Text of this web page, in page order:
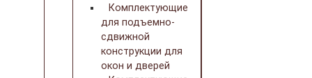
Комплектующие
для подъемно-
сдвижной
конструкции для
окон и дверей